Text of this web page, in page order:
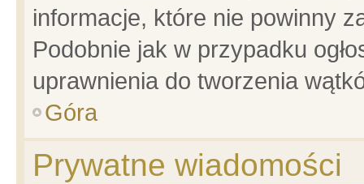
informacje, które nie powinny
Podobnie jak w przypadku
uprawnienia do tworzenia
Góra
Prywatne wiadomości